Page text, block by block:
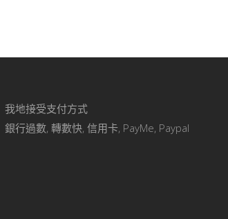
我地接受支付方式
銀行過數, 轉數快, 信用卡, PayMe, Paypal